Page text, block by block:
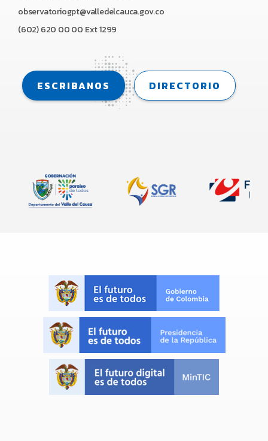
observatoriogpt@valledelcauca.gov.co
(602) 620 00 00 Ext 1299
ESCRIBANOS DIRECTORIO